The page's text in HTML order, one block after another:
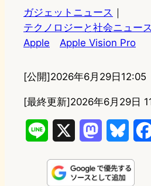
ガジェットニュース ｜
テクノロジーと社会ニュース
Apple
Apple Vision Pro
[公開]2026年6月29日12:05
[最終更新]2026年6月29日
n
s
u